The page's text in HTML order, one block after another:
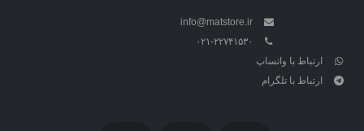
info@matstore.ir
۰۲۱-۲۲۷۴۱۵۳۰
ارتباط با واتساپ
ارتباط با تلگرام